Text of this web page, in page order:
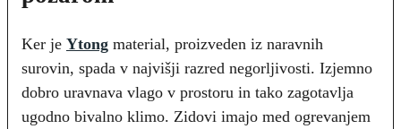
Ker je Ytong material, proizveden iz naravnih
surovin, spada v najvišji razred negorljivosti. Izjemno
dobro uravnava vlago v prostoru in tako zagotavlja
ugodno bivalno klimo. Zidovi imajo med ogrevanjem